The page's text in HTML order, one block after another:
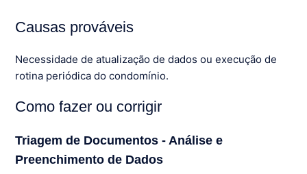
Causas prováveis
Necessidade de atualização de dados ou execução de
rotina periódica do condomínio.
Como fazer ou corrigir
Triagem de Documentos - Análise e
Preenchimento de Dados